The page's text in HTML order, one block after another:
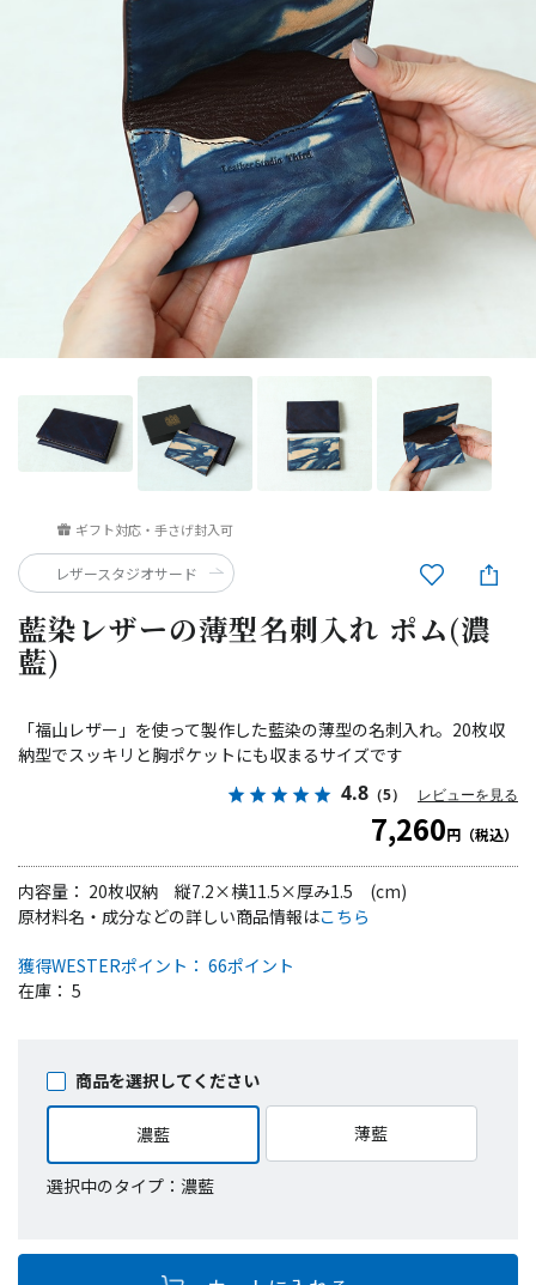
藍染レザーの薄型名刺入れ ポム(濃
藍)
ギフト対応・手さげ封入可
「福山レザー」を使って製作した藍染の薄型の名刺入れ。20枚収
納型でスッキリと胸ポケットにも収まるサイズです
4.8 （5） レビューを見る
7,260円（税込）
内容量： 20枚収納 縦7.2×横11.5×厚み1.5 (cm)
獲得WESTERポイント： 66ポイント
在庫： 5
商品を選択してください
濃藍 薄藍
選択中のタイプ：濃藍
原材料名・成分などの詳しい商品情報はこちら
レザースタジオサード